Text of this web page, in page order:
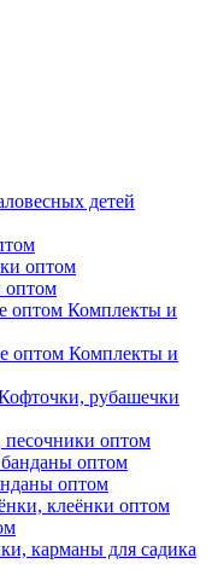
детей
оптом
Комплекты и
Комплекты и
рубашечки
песочники оптом
оптом
клеёнки оптом